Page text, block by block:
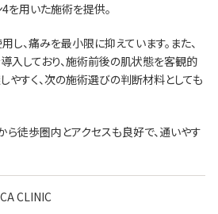
を用いた施術を提供。
、痛みを最小限に抑えています。​また、
入しており、施術前後の肌状態を客観的
やすく、次の施術選びの判断材料としても
徒歩圏内とアクセスも良好で、通いやす
CLINIC